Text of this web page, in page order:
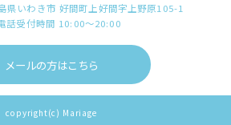
いわき市 好間町上好間字上野原105-1
話受付時間 10:00～20:00
メールの方はこちら
copyright(c) Mariage